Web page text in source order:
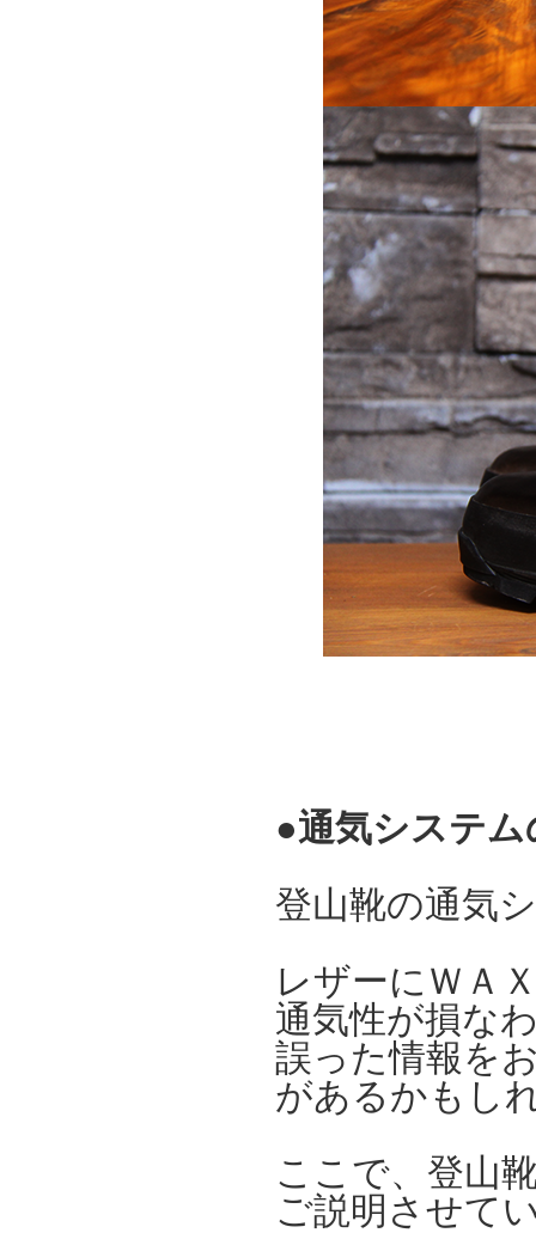
●通気システ
登山靴の通気
レザーにＷＡ
通気性が損な
誤った情報を
があるかもし
ここで、登山
ご説明させて